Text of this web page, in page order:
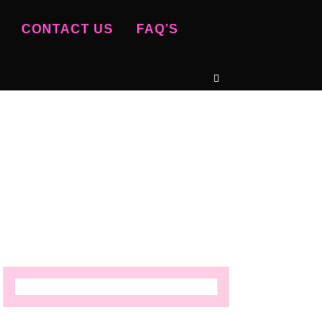
CONTACT US FAQ’S